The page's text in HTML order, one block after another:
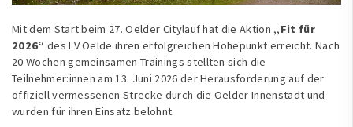
Mit dem Start beim 27. Oelder Citylauf hat die Aktion „Fit für
2026“ des LV Oelde ihren erfolgreichen Höhepunkt erreicht. Nach
20 Wochen gemeinsamen Trainings stellten sich die
Teilnehmer:innen am 13. Juni 2026 der Herausforderung auf der
offiziell vermessenen Strecke durch die Oelder Innenstadt und
wurden für ihren Einsatz belohnt.